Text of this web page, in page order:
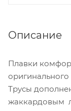
Описание
Плавки
Трусы
жаккардовым